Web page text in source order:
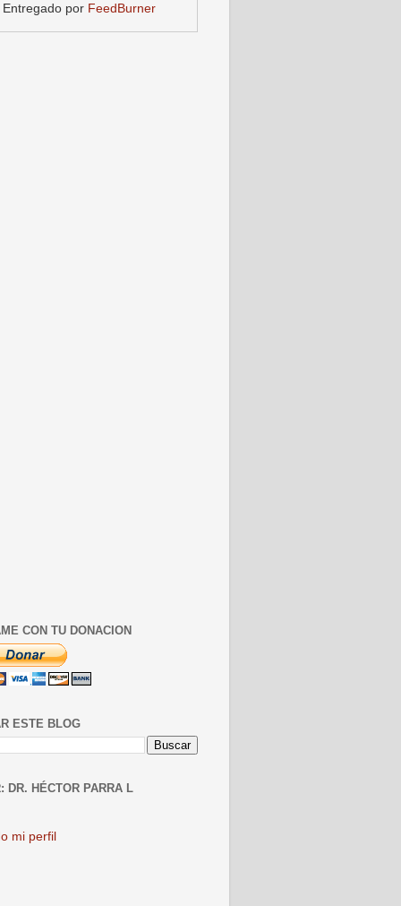
Entregado por FeedBurner
CON TU DONACION
ESTE BLOG
DR. HÉCTOR PARRA L
mi perfil